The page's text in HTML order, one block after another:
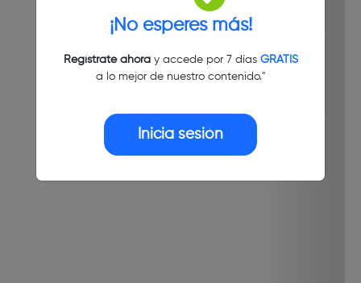
¡No esperes más!
Regístrate ahoray accede por 7 días GRATIS
a lo mejor de nuestro contenido."
Inicia sesión